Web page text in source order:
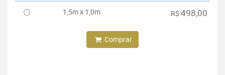
1,5m x 1,0m R$ 498,00
Comprar